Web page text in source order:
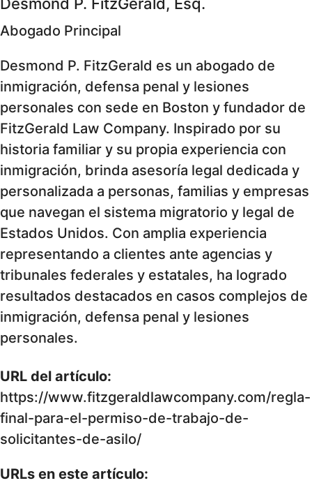
Abogado Principal
Desmond P. FitzGerald es un abogado de
inmigración, defensa penal y lesiones
personales con sede en Boston y fundador de
FitzGerald Law Company. Inspirado por su
historia familiar y su propia experiencia con
inmigración, brinda asesoría legal dedicada y
personalizada a personas, familias y empresas
que navegan el sistema migratorio y legal de
Estados Unidos. Con amplia experiencia
representando a clientes ante agencias y
tribunales federales y estatales, ha logrado
resultados destacados en casos complejos de
inmigración, defensa penal y lesiones
personales.
URL del artículo:
https://www.fitzgeraldlawcompany.com/regla-
final-para-el-permiso-de-trabajo-de-
solicitantes-de-asilo/
URLs en este artículo: